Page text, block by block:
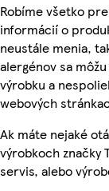
Robíme všetko
informácií o
neustále menia,
alergénov sa
výrobku a
webových
Ak máte nejaké
výrobkoch značky
servis, alebo